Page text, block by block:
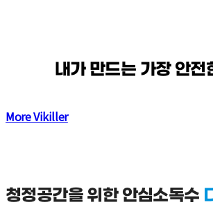
내가 만드는 가장 안전
More Vikiller
청정공간을 위한 안심소독수